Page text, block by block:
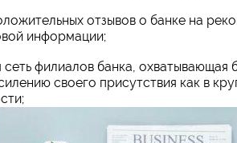
отзывов о банке на
информации;
сеть филиалов банка, охватывающая
своего присутствия как в